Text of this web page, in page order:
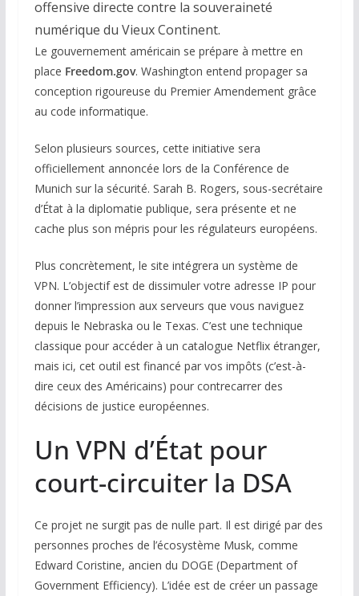
offensive directe contre la souveraineté
numérique du Vieux Continent.
Le gouvernement américain se prépare à mettre en
place Freedom.gov. Washington entend propager sa
conception rigoureuse du Premier Amendement grâce
au code informatique.
Selon plusieurs sources, cette initiative sera
officiellement annoncée lors de la Conférence de
Munich sur la sécurité. Sarah B. Rogers, sous-secrétaire
d’État à la diplomatie publique, sera présente et ne
cache plus son mépris pour les régulateurs européens.
Plus concrètement, le site intégrera un système de
VPN. L’objectif est de dissimuler votre adresse IP pour
donner l’impression aux serveurs que vous naviguez
depuis le Nebraska ou le Texas. C’est une technique
classique pour accéder à un catalogue Netflix étranger,
mais ici, cet outil est financé par vos impôts (c’est-à-
dire ceux des Américains) pour contrecarrer des
décisions de justice européennes.
Un VPN d’État pour
court-circuiter la DSA
Ce projet ne surgit pas de nulle part. Il est dirigé par des
personnes proches de l’écosystème Musk, comme
Edward Coristine, ancien du DOGE (Department of
Government Efficiency). L’idée est de créer un passage